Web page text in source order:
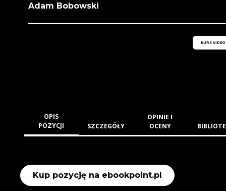
Adam Bobowski
KURS VIDEO
OPIS
POZYCJI
SZCZEGÓŁY
OPINIE I
OCENY
Kup pozycję na ebookpoint.pl